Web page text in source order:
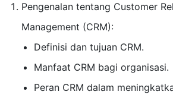
Pengenalan tentang Customer
Management (CRM):
Definisi dan tujuan CRM.
Manfaat CRM bagi organisasi.
Peran CRM dalam